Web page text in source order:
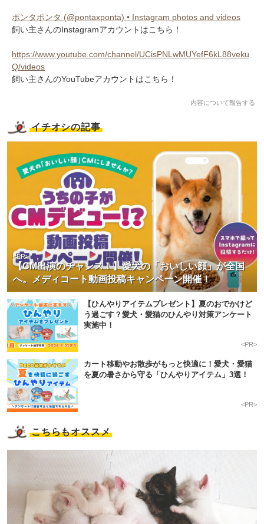
ポンタポンタ (@pontaxponta) • Instagram photos and videos
飼い主さんのInstagramアカウントはこちら！
https://www.youtube.com/channel/UCisPNLwMUYefF6kL88veku
Q/videos
飼い主さんのYouTubeアカウントはこちら！
内容について報告する
イチオシの記事
【CM出演のチャンス！】愛犬の「おいしい顔」が全国
へ。メディコート動画投稿キャンペーン開催！
<PR>
【ひんやりアイテムプレゼント】夏のおでかけど
う過ごす？愛犬・愛猫のひんやり対策アンケート
実施中！
<PR>
カート移動やお散歩がもっと快適に！愛犬・愛猫
を夏の暑さから守る「ひんやりアイテム」3選！
<PR>
こちらもオススメ